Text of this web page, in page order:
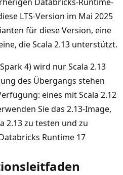
LTS-Version im Mai 2025
für diese Version, eine
die Scala 2.13 unterstützt.
4) wird nur Scala 2.13
des Übergangs stehen
eines mit Scala 2.12
Sie das 2.13-Image,
2.13 zu testen und zu
Runtime 17